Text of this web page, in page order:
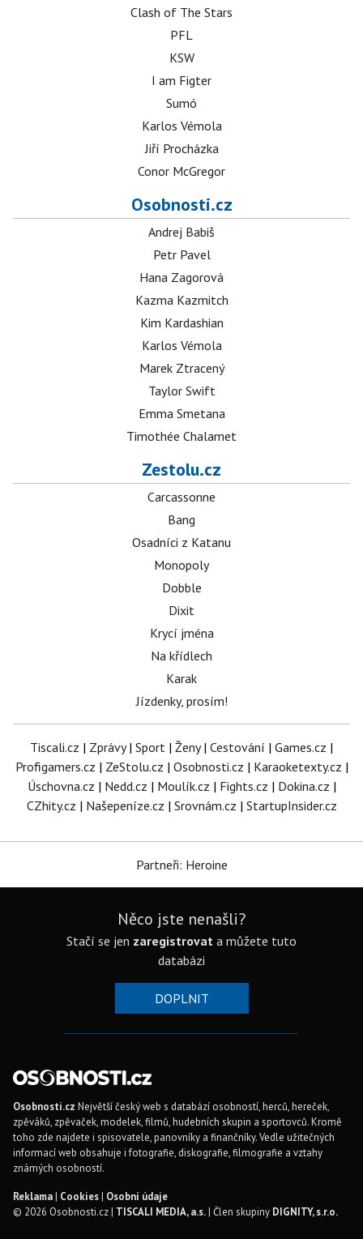
Clash of The Stars
PFL
KSW
I am Figter
Sumó
Karlos Vémola
Jiří Procházka
Conor McGregor
Osobnosti.cz
Andrej Babiš
Petr Pavel
Hana Zagorová
Kazma Kazmitch
Kim Kardashian
Karlos Vémola
Marek Ztracený
Taylor Swift
Emma Smetana
Timothée Chalamet
Zestolu.cz
Carcassonne
Bang
Osadníci z Katanu
Monopoly
Dobble
Dixit
Krycí jména
Na křídlech
Karak
Jízdenky, prosím!
Tiscali.cz | Zprávy| Sport | Ženy| Cestování | Games.cz |
Profigamers.cz | ZeStolu.cz | Osobnosti.cz | Karaoketexty.cz |
Úschovna.cz | Nedd.cz | Moulík.cz | Fights.cz | Dokina.cz |
CZhity.cz | Našepeníze.cz | Srovnám.cz | StartupInsider.cz
Partneři: Heroine
Něco jste nenašli?
Stačí se jen zaregistrovat a můžete tuto
databázi
DOPLNIT
Osobnosti.cz Největší český web s databází osobností, herců, hereček,
zpěváků, zpěvaček, modelek, filmů, hudebních skupin a sportovců. Kromě
toho zde najdete i spisovatele, panovníky a finančníky. Vedle užitečných
informací web obsahuje i fotografie, diskografie, filmografie a vztahy
známých osobností.
Reklama| Cookies| Osobní údaje
© 2026 Osobnosti.cz | TISCALI MEDIA, a.s.| Člen skupiny DIGNITY, s.r.o.